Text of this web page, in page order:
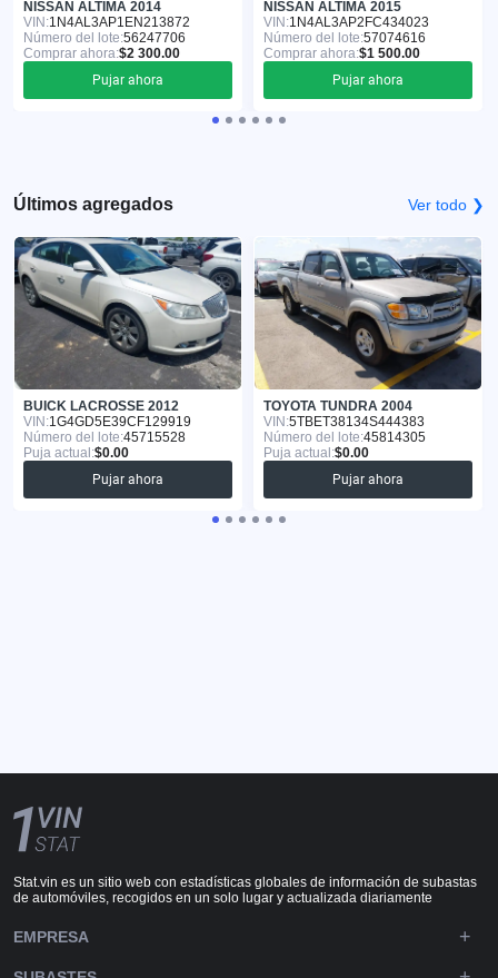
NISSAN ALTIMA 2014
VIN:1N4AL3AP1EN213872
Número del lote:56247706
Comprar ahora:$2 300.00
Pujar ahora
NISSAN ALTIMA 2015
VIN:1N4AL3AP2FC434023
Número del lote:57074616
Comprar ahora:$1 500.00
Pujar ahora
Últimos agregados Ver todo ❯
BUICK LACROSSE 2012
VIN:1G4GD5E39CF129919
Número del lote:45715528
Puja actual:$0.00
Pujar ahora
TOYOTA TUNDRA 2004
VIN:5TBET38134S444383
Número del lote:45814305
Puja actual:$0.00
Pujar ahora
Stat.vin es un sitio web con estadísticas globales de información de subastas
de automóviles, recogidos en un solo lugar y actualizada diariamente
EMPRESA